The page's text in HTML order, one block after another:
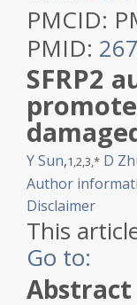
PMCID:
PMID:
SFRP2
Y Sun,1,2,3,* D
Author
Disclaimer
This
Go to:
Abstract